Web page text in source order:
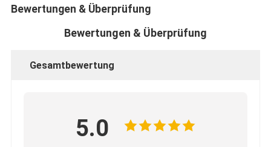
Aluminiumfolie-Klebstreifen
Aluminiumfolie-Glasgewebe-Band
Stoff-Panzerklebeband
Bewertungen & Überprüfung
Bewertungen & Überprüfung
Gesamtbewertung
5.0